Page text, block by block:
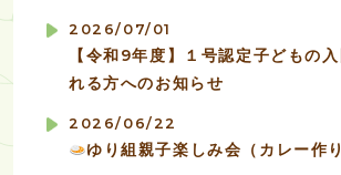
2026/07/01
【令和9年度】１号認定子どもの
れる方へのお知らせ
2026/06/22
ゆり組親子楽しみ会（カレー作り